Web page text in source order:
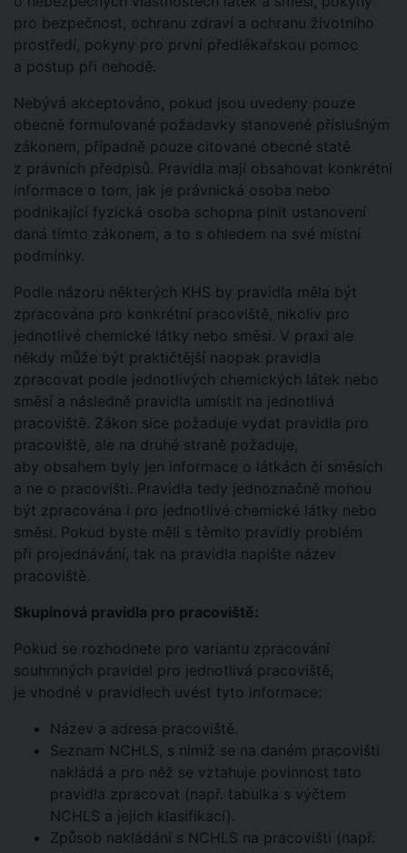
pro bezpečnost, ochranu zdraví a ochranu životního
prostředí, pokyny pro první předlékařskou pomoc
a postup při nehodě.
Nebývá akceptováno, pokud jsou uvedeny pouze
obecně formulované požadavky stanovené příslušným
zákonem, případně pouze citované obecné statě
z právních předpisů. Pravidla mají obsahovat konkrétní
informace o tom, jak je právnická osoba nebo
podnikající fyzická osoba schopna plnit ustanovení
daná tímto zákonem, a to s ohledem na své místní
podmínky.
Podle názoru některých KHS by pravidla měla být
zpracována pro konkrétní pracoviště, nikoliv pro
jednotlivé chemické látky nebo směsi. V praxi ale
někdy může být praktičtější naopak pravidla
zpracovat podle jednotlivých chemických látek nebo
směsí a následně pravidla umístit na jednotlivá
pracoviště. Zákon sice požaduje vydat pravidla pro
pracoviště, ale na druhé straně požaduje,
aby obsahem byly jen informace o látkách či směsích
a ne o pracovišti. Pravidla tedy jednoznačně mohou
být zpracována i pro jednotlivé chemické látky nebo
směsi. Pokud byste měli s těmito pravidly problém
při projednávání, tak na pravidla napište název
pracoviště.
Skupinová pravidla pro pracoviště:
Pokud se rozhodnete pro variantu zpracování
souhrnných pravidel pro jednotlivá pracoviště,
je vhodné v pravidlech uvést tyto informace:
Název a adresa pracoviště.
Seznam NCHLS, s nimiž se na daném pracovišti
nakládá a pro něž se vztahuje povinnost tato
pravidla zpracovat (např. tabulka s výčtem
NCHLS a jejich klasifikací).
Způsob nakládání s NCHLS na pracovišti (např.